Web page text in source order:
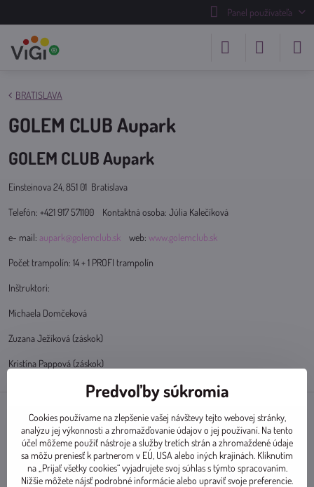
Panel používateľa
BRATISLAVA
GOLEM CLUB Aupark
GOLEM CLUB Aupark
Einsteinova 24, 851 01 Bratislava
Telefón: +421 917 571100 Kontaktná osoba: Júlia Kalečíková
e- mail: aupark@golemclub.sk web: www.golemclub.sk
Počet trampolín: 14 + 1 PROFI trampolín
Inštruktori:
Michaela Domčeková
Zuzana Ježíková (záskok)
Kristína Pappová (záskok)
Predvoľby súkromia
Cookies používame na zlepšenie vašej návštevy tejto webovej stránky,
analýzu jej výkonnosti a zhromažďovanie údajov o jej používaní. Na tento
účel môžeme použiť nástroje a služby tretích strán a zhromaždené údaje
sa môžu preniesť k partnerom v EÚ, USA alebo iných krajinách. Kliknutím
na „Prijať všetky cookies“ vyjadrujete svoj súhlas s týmto spracovaním.
Nižšie môžete nájsť podrobné informácie alebo upraviť svoje preferencie.